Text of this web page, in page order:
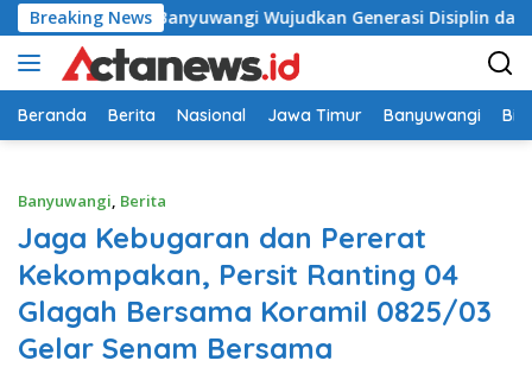
Langsung
ke
konten
Breaking News
Banyuwangi Wujudkan Generasi Disiplin dan Berjiwa
Beranda Berita Nasional Jawa Timur Banyuwangi
Banyuwangi, Berita
Jaga Kebugaran dan Pererat
Kekompakan, Persit Ranting 04
Glagah Bersama Koramil 0825/03
Gelar Senam Bersama